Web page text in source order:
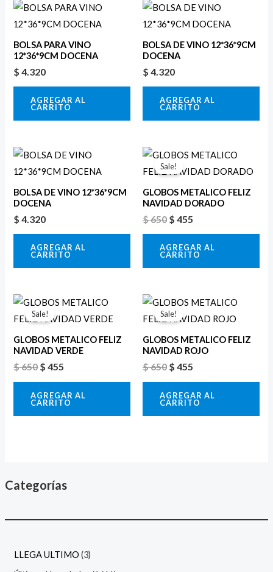
Categorías
LLEGA ULTIMO 3
BOLSA PARA VINO
12*36*9CM DOCENA
$ 4.320
AGREGAR AL
CARRITO
BOLSA DE VINO 12*36*9CM
DOCENA
$ 4.320
AGREGAR AL
CARRITO
BOLSA DE VINO 12*36*9CM
DOCENA
$ 4.320
AGREGAR AL
CARRITO
Sale!
GLOBOS METALICO FELIZ
NAVIDAD DORADO
$650
El
precio
original
era:
$ 650.
$ 455
El
actual
es:
$ 455.
AGREGAR AL
CARRITO
Sale!
GLOBOS METALICO FELIZ
NAVIDAD VERDE
$650
El
precio
original
era:
$ 650.
$ 455
El
actual
es:
$ 455.
AGREGAR AL
CARRITO
Sale!
GLOBOS METALICO FELIZ
NAVIDAD ROJO
$650
El
precio
original
era:
$ 650.
$ 455
El
actual
es:
$ 455.
AGREGAR AL
CARRITO